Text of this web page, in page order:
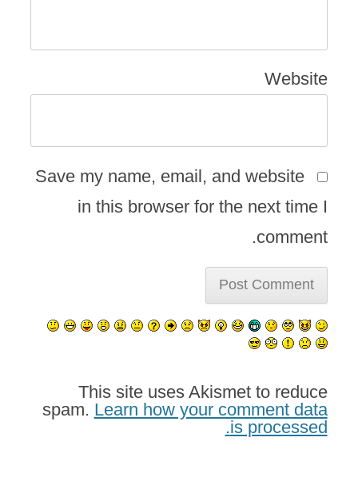
Website
Save my name, email, and website
in this browser for the next time I
comment.
This site uses Akismet to reduce
spam. Learn how your comment data
is processed.